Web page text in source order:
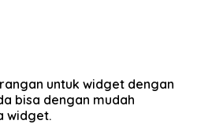
untuk widget dengan
bisa dengan mudah
widget.